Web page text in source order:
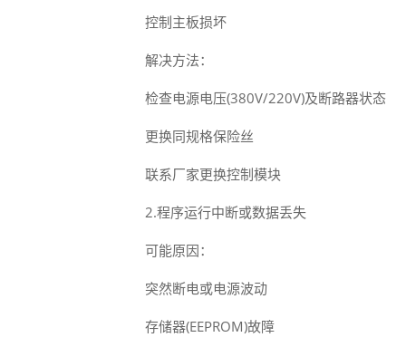
控制主板损坏
解决方法：
检查电源电压(380V/220V)及断路器状态
更换同规格保险丝
联系厂家更换控制模块
2.程序运行中断或数据丢失
可能原因：
突然断电或电源波动
存储器(EEPROM)故障